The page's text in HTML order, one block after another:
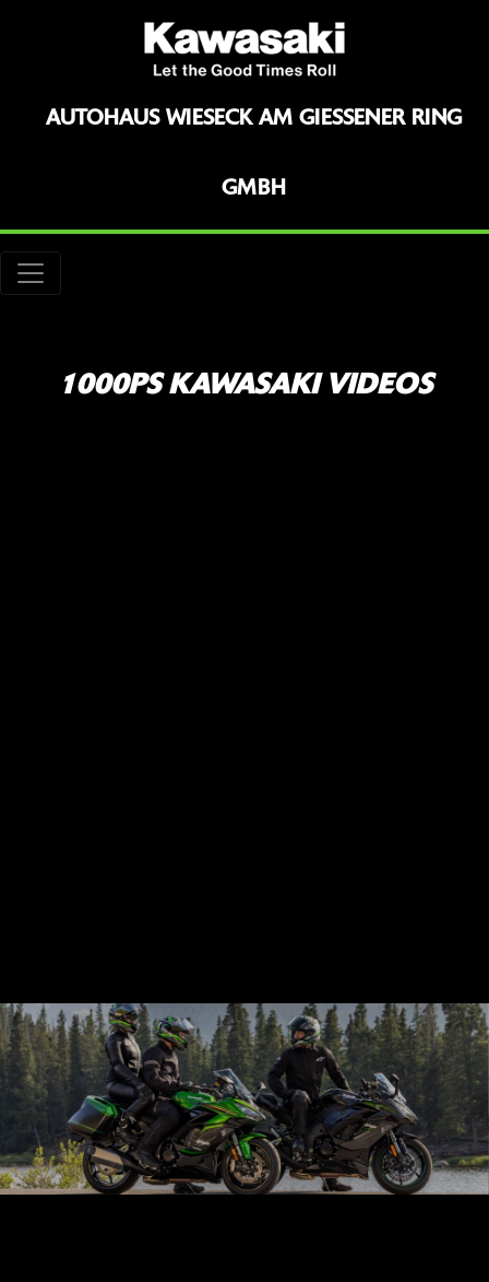
AUTOHAUS WIESECK AM GIESSENER RING G
MBH
1000PS KAWASAKI VIDEOS